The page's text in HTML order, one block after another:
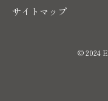
サイトマップ
© 2024